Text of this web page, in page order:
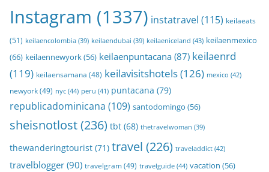
Instagram (1337) instatravel (115) keilaeats
(51) keilaencolombia (39) keilaendubai (39) keilaeniceland (43) keilaenmexico
(66) keilaennewyork(56) keilaenpuntacana (87) keilaenrd
(119) keilaensamana (48) keilavisitshotels(126) mexico (42)
newyork(49) nyc (44) peru (41) puntacana (79)
republicadominicana (109) santodomingo (56)
sheisnotlost(236) tbt (68) thetravelwoman (39)
thewanderingtourist (71) travel (226) traveladdict (42)
travelblogger (90) travelgram(49) travelguide (44) vacation (56)